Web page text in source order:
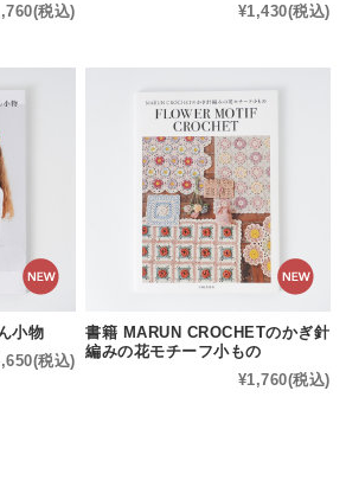
(税込)
¥1,430(税込)
小物
(税込)
書籍 MARUN CROCHETのかぎ針
編みの花モチーフ小もの
¥1,760(税込)